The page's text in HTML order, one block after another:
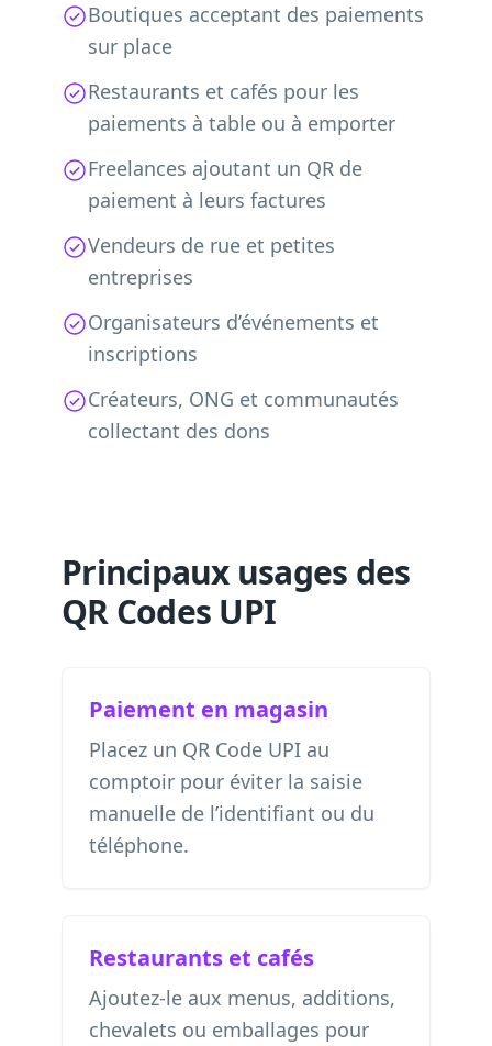
Boutiques acceptant des paiements
sur place
Restaurants et cafés pour les
paiements à table ou à emporter
Freelances ajoutant un QR de
paiement à leurs factures
Vendeurs de rue et petites
entreprises
Organisateurs d’événements et
inscriptions
Créateurs, ONG et communautés
collectant des dons
Principaux usages des
QR Codes UPI
Paiement en magasin
Placez un QR Code UPI au
comptoir pour éviter la saisie
manuelle de l’identifiant ou du
téléphone.
Restaurants et cafés
Ajoutez-le aux menus, additions,
chevalets ou emballages pour